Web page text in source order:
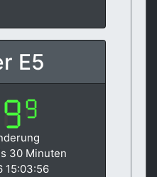
E5
30 Minuten
15:03:56